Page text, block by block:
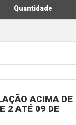
Quantidade
ACIMA DE
2 ATÉ 09 DE